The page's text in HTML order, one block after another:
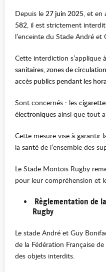
Depuis le 27 juin 2025, et en
582, il est strictement
l’enceinte du Stade André et
Cette interdiction s’applique
sanitaires, zones de
accès publics pendant les
Sont concernés : les
électroniques ainsi que tout
Cette mesure vise à garantir
la santé de l’ensemble des
Le Stade Montois Rugby
pour leur compréhension et
Règlementation de
Rugby
Le stade André et Guy
de la Fédération Française
des objets interdits.